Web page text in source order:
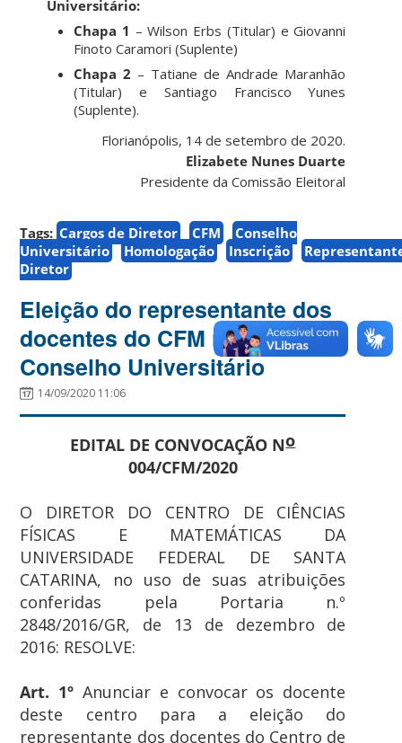
Universitário:
Chapa 1 – Wilson Erbs (Titular) e Giovanni
Finoto Caramori (Suplente)
Chapa 2 – Tatiane de Andrade Maranhão
(Titular) e Santiago Francisco Yunes
(Suplente).
Florianópolis, 14 de setembro de 2020.
Elizabete Nunes Duarte
Presidente da Comissão Eleitoral
Tags: Cargos de Diretor CFM
Conselho
Universitário
Homologação Inscrição
Diretor
Eleição do representante dos
docentes do CFM no
Conselho Universitário
14/09/2020 11:06
EDITAL DE CONVOCAÇÃO No
004/CFM/2020
O DIRETOR DO CENTRO DE CIÊNCIAS
FÍSICAS E MATEMÁTICAS DA
UNIVERSIDADE FEDERAL DE SANTA
CATARINA, no uso de suas atribuições
conferidas pela Portaria n.º
2848/2016/GR, de 13 de dezembro de
2016: RESOLVE:
Art. 1º Anunciar e convocar os docente
deste centro para a eleição do
representante dos docentes do Centro de